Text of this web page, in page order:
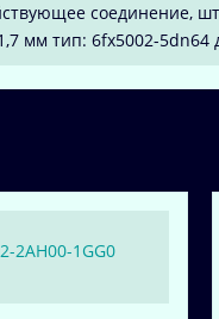
соединение,
мм тип: 6fx5002-5dn64